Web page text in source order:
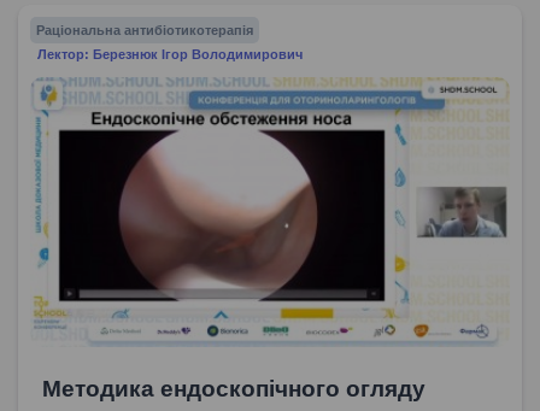
Раціональна антибіотикотерапія
Лектор: Березнюк Ігор Володимирович
Методика ендоскопічного огляду